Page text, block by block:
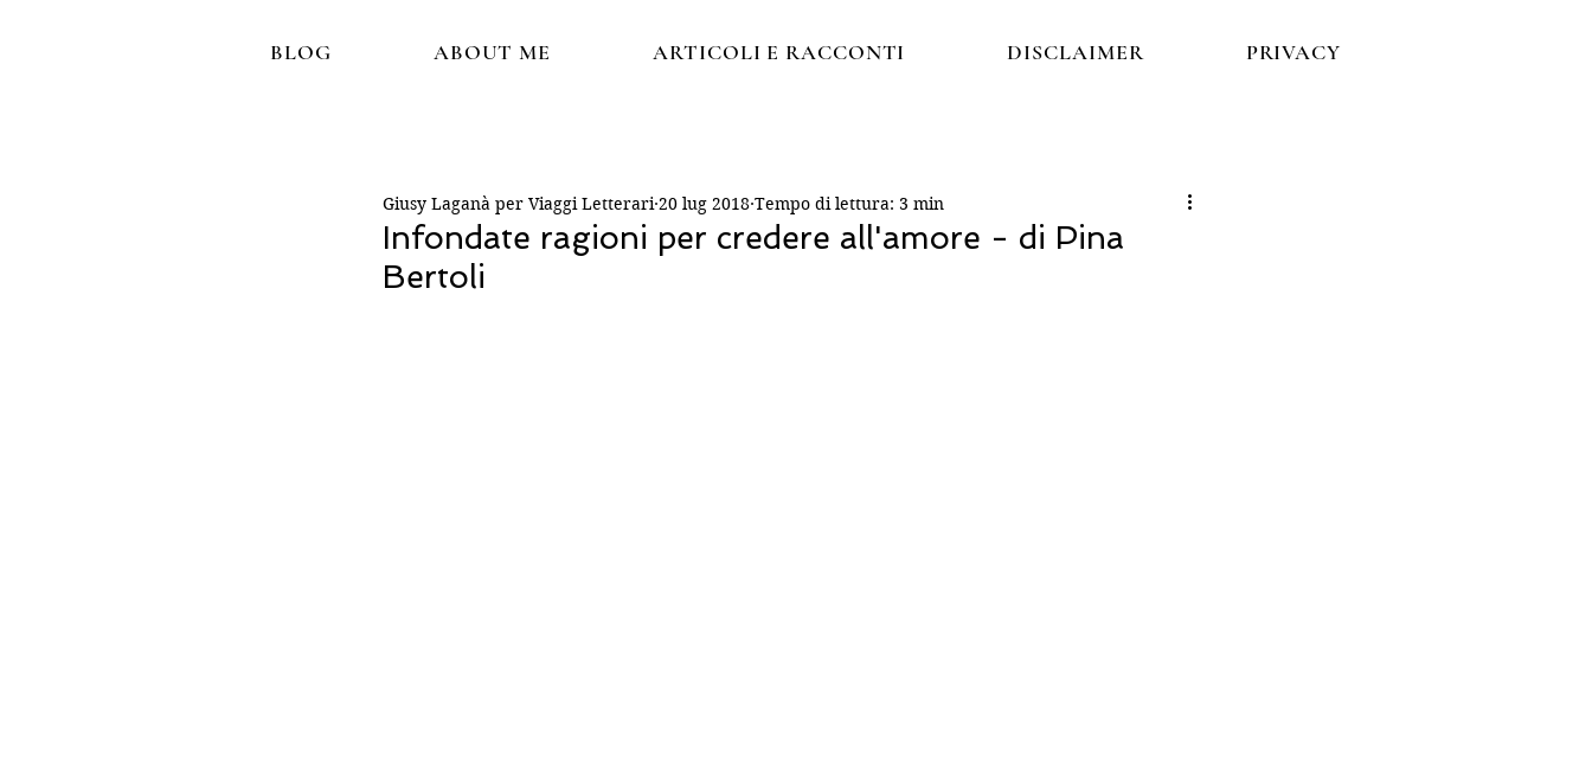
BLOG ABOUT ME ARTICOLI E RACCONTI DISCLAIMER PRIVACY
Infondate ragioni per credere all'amore - di Pina
Bertoli
Giusy Laganà per Viaggi Letterari 20 lug 2018 Tempo di lettura: 3 min